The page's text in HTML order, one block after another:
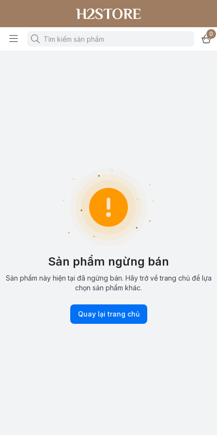
H2STORE
0
Sản phẩm ngừng bán
Sản phẩm này hiện tại đã ngừng bán. Hãy trở về trang chủ để lựa
chọn sản phẩm khác.
Quay lại trang chủ